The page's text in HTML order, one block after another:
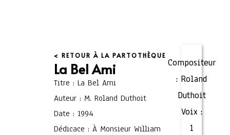
< RETOUR À LA PARTOTHÈQUE
La Bel Ami
Titre : La Bel Ami
Auteur : M. Roland Duthoit
Date : 1994
Dédicace : À Monsieur William
Compositeur
: Roland
Duthoit
Voix :
1